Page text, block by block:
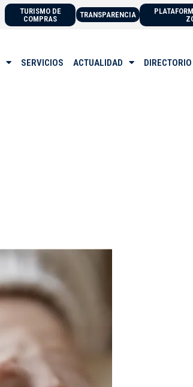
TURISMO DE
COMPRAS
TRANSPARENCIA
SERVICIOS ACTUALIDAD